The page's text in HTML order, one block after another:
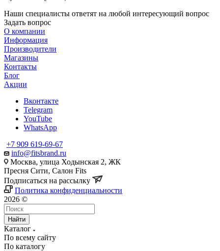
Наши специалисты ответят на любой интересующий вопрос
Задать вопрос
О компании
Информация
Производители
Магазины
Контакты
Блог
Акции
Вконтакте
Telegram
YouTube
WhatsApp
+7 909 619-69-67
info@fitsbrand.ru
Москва, улица Ходынская 2, ЖК
Пресня Сити, Салон Fits
Подписаться на рассылку
Политика конфиденциальности
2026 ©
Найти
Каталог
По всему сайту
По каталогу